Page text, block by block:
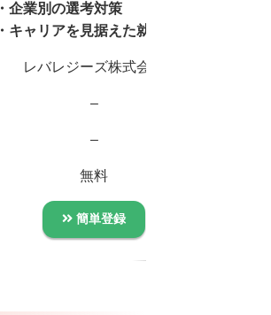
・企業別の選考対策
・キャリアを見据えた就活支援
レバレジーズ株式会社
–
–
無料
簡単登録